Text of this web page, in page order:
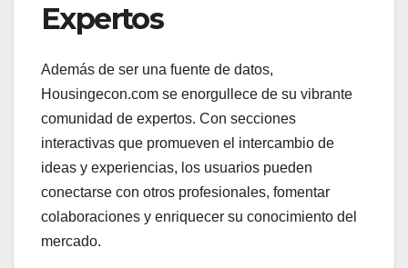
Expertos
Además de ser una fuente de datos,
Housingecon.com se enorgullece de su vibrante
comunidad de expertos. Con secciones
interactivas que promueven el intercambio de
ideas y experiencias, los usuarios pueden
conectarse con otros profesionales, fomentar
colaboraciones y enriquecer su conocimiento del
mercado.